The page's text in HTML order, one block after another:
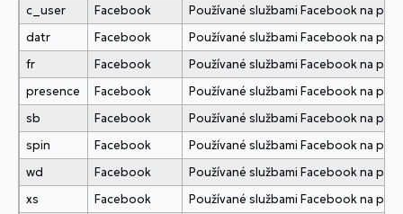
c_user
Facebook
Používané službami Facebook na
datr
Facebook
Používané službami Facebook na
fr
Facebook
Používané službami Facebook na
presence
Facebook
Používané službami Facebook na
sb
Facebook
Používané službami Facebook na
spin
Facebook
Používané službami Facebook na
wd
Facebook
Používané službami Facebook na
xs
Facebook
Používané službami Facebook na